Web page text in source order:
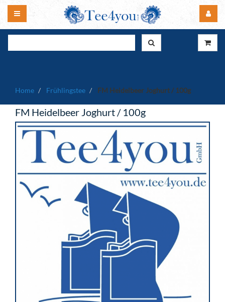
Home Frühlingstee FM Heidelbeer Joghurt / 100g
FM Heidelbeer Joghurt / 100g